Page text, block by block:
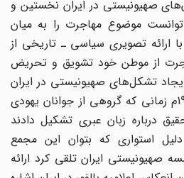
صهیونیستی در ایران نخستین و
موضوع مهاجرت را به میان
ارائه تصویری سیاسی ـ تاریخی از
از موطن خود تشویق و تحریض
تشکل‌های صهیونیستی در ایران
بنابر نظریه‌ای به سال 1910م زمانی که گروهی از جوانان یهودی
درباره زبان عبری تشکیل دادند
اما دلیل استواری که بتوان این مجمع
ایران تلقی کرد ارائه